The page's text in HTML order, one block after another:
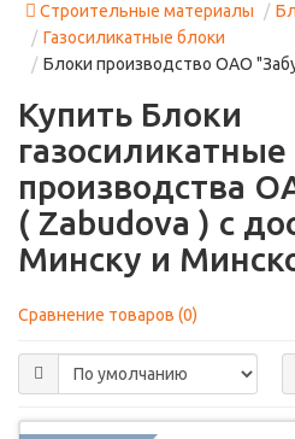
Строительные материалы
Газосиликатные блоки
Блоки производство ОАО
Купить Блоки
газосиликатные
производства
( Zabudova ) с
Минску и
Сравнение товаров (0)